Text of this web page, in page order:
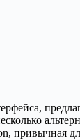
привычная